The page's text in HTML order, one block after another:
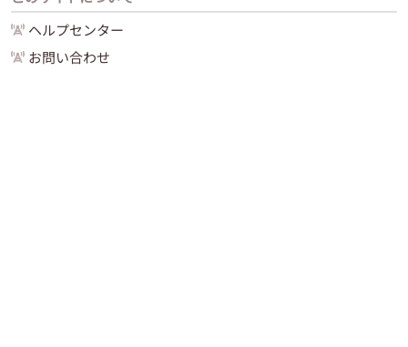
ヘルプセンター
お問い合わせ